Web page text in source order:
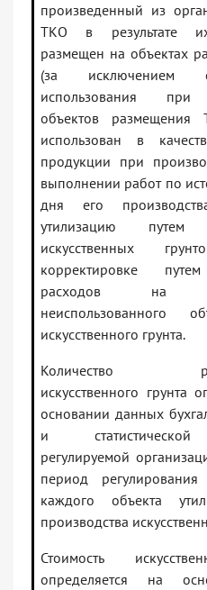
произведенный из
ТКО в результате
размещен на объектах
(за исключением
использования при
объектов
использован в
продукции при
выполнении работ по
дня его
утилизацию путем
искусственных
корректировке
расходов на
неиспользованного
искусственного грунта.
Количество
искусственного грунта
основании данных
и статистической
регулируемой
период
каждого объекта
производства
Стоимость
определяется на